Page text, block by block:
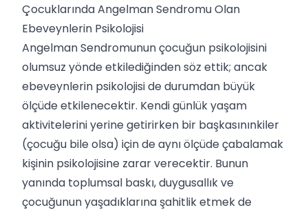
Çocuklarında Angelman Sendromu Olan
Ebeveynlerin Psikolojisi
Angelman Sendromunun çocuğun psikolojisini
olumsuz yönde etkilediğinden söz ettik; ancak
ebeveynlerin psikolojisi de durumdan büyük
ölçüde etkilenecektir. Kendi günlük yaşam
aktivitelerini yerine getirirken bir başkasınınkiler
(çocuğu bile olsa) için de aynı ölçüde çabalamak
kişinin psikolojisine zarar verecektir. Bunun
yanında toplumsal baskı, duygusallık ve
çocuğunun yaşadıklarına şahitlik etmek de